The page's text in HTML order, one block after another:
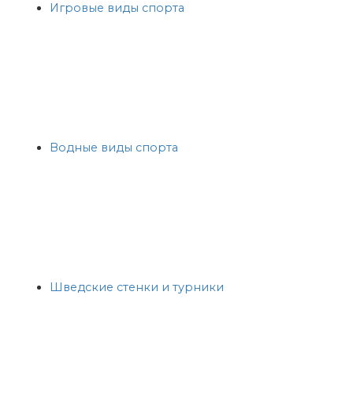
Игровые виды спорта
Водные виды спорта
Шведские стенки и турники